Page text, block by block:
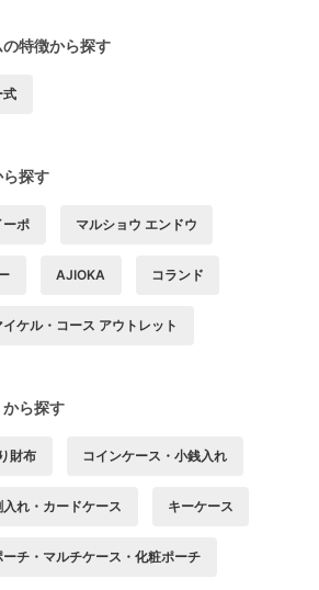
特徴から探す
式
探す
ーポ マルショウ エンドウ
AJIOKA コランド
イケル・コース アウトレット
ら探す
財布 コインケース・小銭入れ
入れ・カードケース キーケース
ーチ・マルチケース・化粧ポーチ